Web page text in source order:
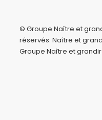
© Groupe Naître et
réservés. Naître et
Groupe Naître et grandir.